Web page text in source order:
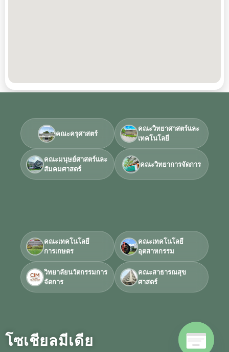
คณะครุศาสตร์
คณะวิทยาศาสตร์และ
เทคโนโลยี
คณะมนุษย์ศาสตร์และ
สัมคมศาสตร์
คณะวิทยาการจัดการ
คณะเทคโนโลยี
การเกษตร
คณะเทคโนโลยี
อุตสาหกรรม
วิทยาลัยนวัตกรรมการ
จัดการ
คณะสาธารณสุข
ศาสตร์
โซเชียลมีเดีย